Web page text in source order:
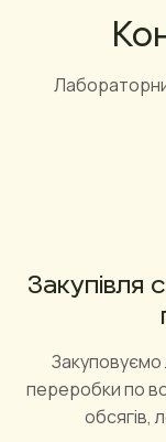
Закупівля
Закуповуємо
переробки по
обсягів,